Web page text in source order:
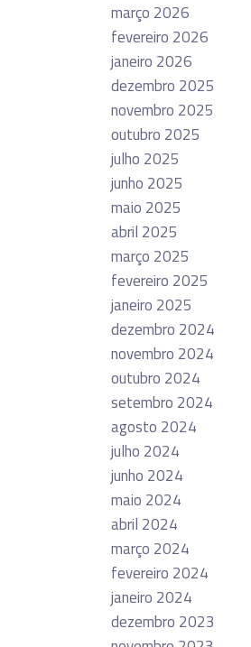
março 2026
fevereiro 2026
janeiro 2026
dezembro 2025
novembro 2025
outubro 2025
julho 2025
junho 2025
maio 2025
abril 2025
março 2025
fevereiro 2025
janeiro 2025
dezembro 2024
novembro 2024
outubro 2024
setembro 2024
agosto 2024
julho 2024
junho 2024
maio 2024
abril 2024
março 2024
fevereiro 2024
janeiro 2024
dezembro 2023